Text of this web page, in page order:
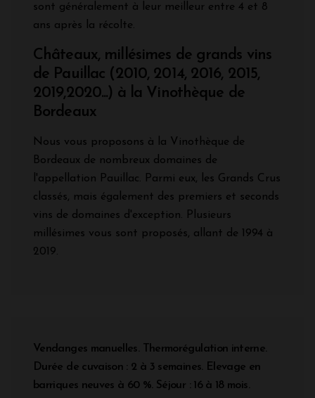
sont généralement à leur meilleur entre 4 et 8
ans après la récolte.
Châteaux, millésimes de grands vins
de Pauillac (2010, 2014, 2016, 2015,
2019,2020...) à la Vinothèque de
Bordeaux
Nous vous proposons à la Vinothèque de
Bordeaux de nombreux domaines de
l'appellation Pauillac. Parmi eux, les Grands Crus
classés, mais également des premiers et seconds
vins de domaines d'exception. Plusieurs
millésimes vous sont proposés, allant de 1994 à
2019.
Vendanges manuelles. Thermorégulation interne.
Durée de cuvaison : 2 à 3 semaines. Elevage en
barriques neuves à 60 %. Séjour : 16 à 18 mois.